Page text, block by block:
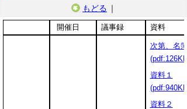
もどる ｜
開催日 議事録 資料
次第、名簿
(pdf:126KB
資料１
(pdf:940KB)
資料２